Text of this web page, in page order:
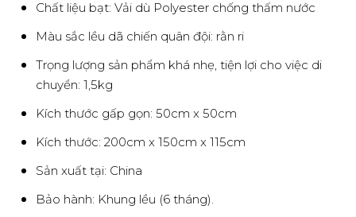
6mm
Chất liệu bạt: Vải dù Polyester chống thấm nước
Màu sắc lều dã chiến quân đội: rằn ri
Trọng lượng sản phẩm khá nhẹ, tiện lợi cho việc di
chuyển: 1,5kg
Kích thước gấp gọn: 50cm x 50cm
Kích thước: 200cm x 150cm x 115cm
Sản xuất tại: China